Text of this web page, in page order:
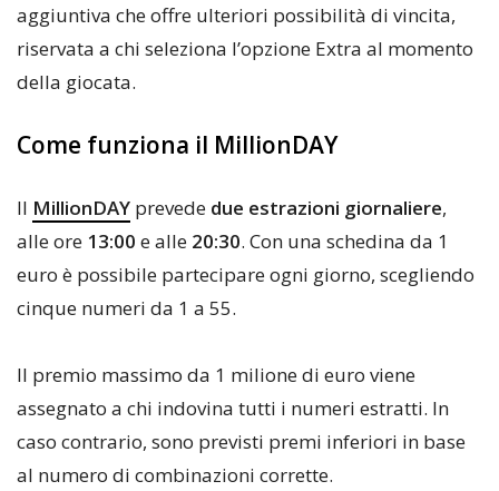
aggiuntiva che offre ulteriori possibilità di vincita,
riservata a chi seleziona l’opzione Extra al momento
della giocata.
Come funziona il MillionDAY
Il MillionDAY prevede due estrazioni giornaliere,
alle ore 13:00 e alle 20:30. Con una schedina da 1
euro è possibile partecipare ogni giorno, scegliendo
cinque numeri da 1 a 55.
Il premio massimo da 1 milione di euro viene
assegnato a chi indovina tutti i numeri estratti. In
caso contrario, sono previsti premi inferiori in base
al numero di combinazioni corrette.